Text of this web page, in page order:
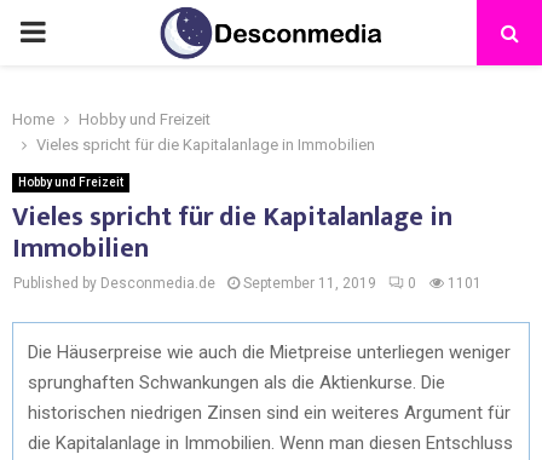
Home
Hobby und Freizeit
Vieles spricht für die Kapitalanlage in Immobilien
Hobby und Freizeit
Vieles spricht für die Kapitalanlage in
Immobilien
Published by Desconmedia.de September 11, 2019 0 1101
Die Häuserpreise wie auch die Mietpreise unterliegen weniger
sprunghaften Schwankungen als die Aktienkurse. Die
historischen niedrigen Zinsen sind ein weiteres Argument für
die Kapitalanlage in Immobilien. Wenn man diesen Entschluss